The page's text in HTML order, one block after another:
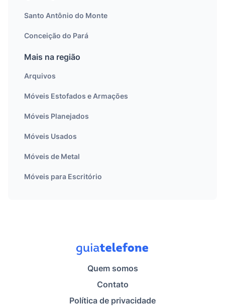
Santo Antônio do Monte
Conceição do Pará
Mais na região
Arquivos
Móveis Estofados e Armações
Móveis Planejados
Móveis Usados
Móveis de Metal
Móveis para Escritório
Quem somos
Contato
Política de privacidade